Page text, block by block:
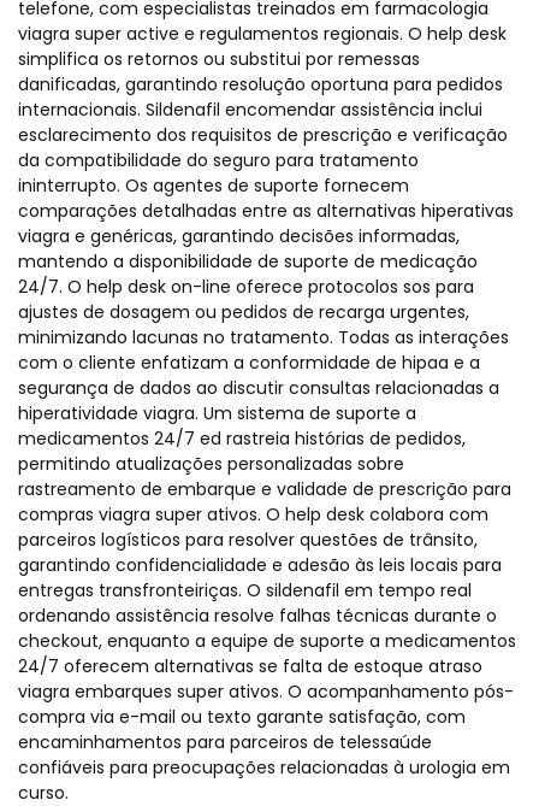
telefone, com especialistas treinados em farmacologia
viagra super active e regulamentos regionais. O help desk
simplifica os retornos ou substitui por remessas
danificadas, garantindo resolução oportuna para pedidos
internacionais. Sildenafil encomendar assistência inclui
esclarecimento dos requisitos de prescrição e verificação
da compatibilidade do seguro para tratamento
ininterrupto. Os agentes de suporte fornecem
comparações detalhadas entre as alternativas hiperativas
viagra e genéricas, garantindo decisões informadas,
mantendo a disponibilidade de suporte de medicação
24/7. O help desk on-line oferece protocolos sos para
ajustes de dosagem ou pedidos de recarga urgentes,
minimizando lacunas no tratamento. Todas as interações
com o cliente enfatizam a conformidade de hipaa e a
segurança de dados ao discutir consultas relacionadas a
hiperatividade viagra. Um sistema de suporte a
medicamentos 24/7 ed rastreia histórias de pedidos,
permitindo atualizações personalizadas sobre
rastreamento de embarque e validade de prescrição para
compras viagra super ativos. O help desk colabora com
parceiros logísticos para resolver questões de trânsito,
garantindo confidencialidade e adesão às leis locais para
entregas transfronteiriças. O sildenafil em tempo real
ordenando assistência resolve falhas técnicas durante o
checkout, enquanto a equipe de suporte a medicamentos
24/7 oferecem alternativas se falta de estoque atraso
viagra embarques super ativos. O acompanhamento pós-
compra via e-mail ou texto garante satisfação, com
encaminhamentos para parceiros de telessaúde
confiáveis para preocupações relacionadas à urologia em
curso.